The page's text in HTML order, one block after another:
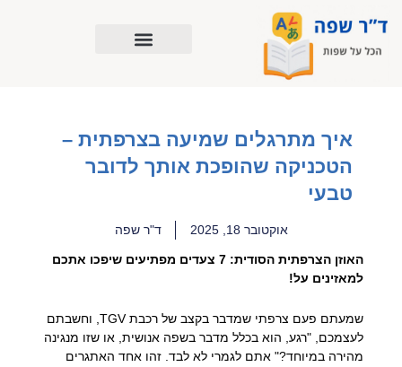
לתוכן
איך מתרגלים שמיעה בצרפתית –
הטכניקה שהופכת אותך לדובר
טבעי
אוקטובר 18, 2025 ד"ר שפה
האוזן הצרפתית הסודית: 7 צעדים מפתיעים שיפכו אתכם
למאזינים על!
שמעתם פעם צרפתי שמדבר בקצב של רכבת TGV, וחשבתם
לעצמכם, "רגע, הוא בכלל מדבר בשפה אנושית, או שזו מנגינה
מהירה במיוחד?" אתם לגמרי לא לבד. זהו אחד האתגרים